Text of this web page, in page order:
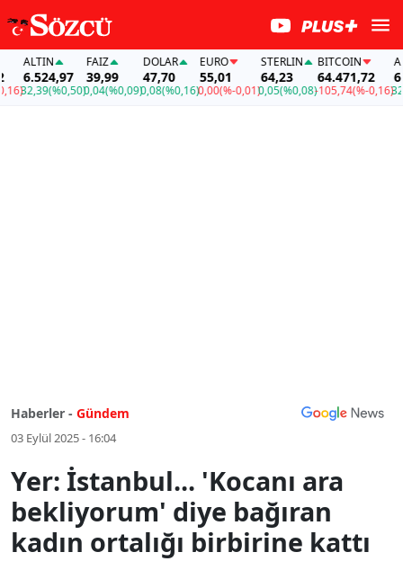
ALTIN
6.524,97
32,39(%0,50)
FAİZ
39,99
0,04(%0,09)
DOLAR
47,70
0,08(%0,16)
EURO
55,01
0,00(%-0,01)
STERLIN
64,23
0,05(%0,08)
BITCOIN
64.471,72
-105,74(%-0,16)32,39
Haberler - Gündem
03 Eylül 2025 - 16:04
Yer: İstanbul... 'Kocanı ara
bekliyorum' diye bağıran
kadın ortalığı birbirine kattı